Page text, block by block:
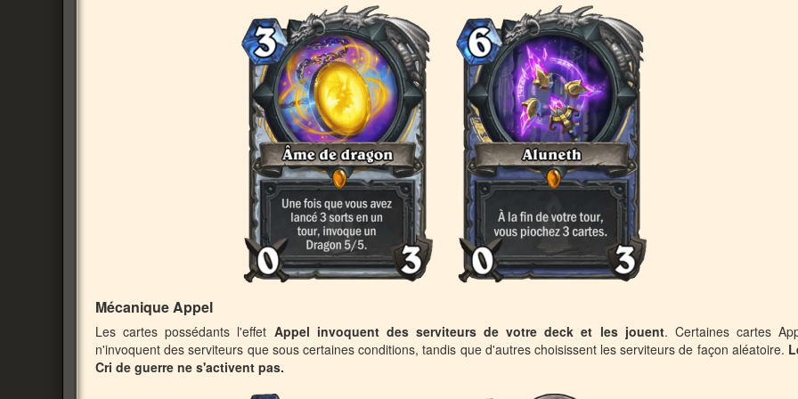
Mécanique Appel
Les cartes possédants l'effet Appel invoquent des serviteurs de votre deck et les jouent. Certaines cartes
n'invoquent des serviteurs que sous certaines conditions, tandis que d'autres choisissent les serviteurs de façon aléatoire.
Cri de guerre ne s'activent pas.